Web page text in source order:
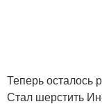
Теперь осталось
Стал шерстить